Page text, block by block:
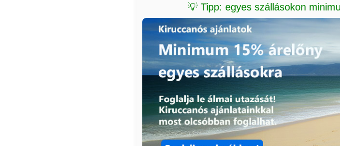
💡 Tipp: egyes szállásokon